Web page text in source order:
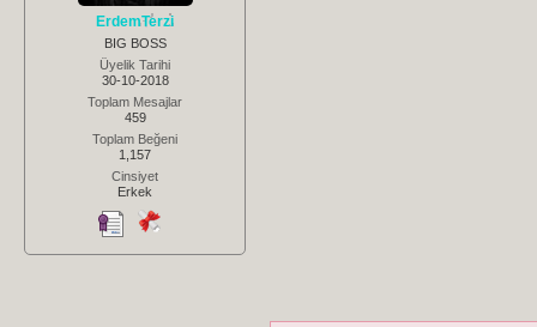
ErdemTerzi
BIG BOSS
Üyelik Tarihi
30-10-2018
Toplam Mesajlar
459
Toplam Beğeni
1,157
Cinsiyet
Erkek